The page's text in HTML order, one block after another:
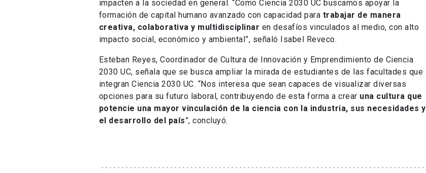
impacten a la sociedad en general. “Como Ciencia 2030 UC buscamos apoyar la
formación de capital humano avanzado con capacidad para trabajar de manera
creativa, colaborativa y multidisciplinar en desafíos vinculados al medio, con alto
impacto social, económico y ambiental”, señaló Isabel Reveco.
Esteban Reyes, Coordinador de Cultura de Innovación y Emprendimiento de Ciencia
2030 UC, señala que se busca ampliar la mirada de estudiantes de las facultades que
integran Ciencia 2030 UC. “Nos interesa que sean capaces de visualizar diversas
opciones para su futuro laboral, contribuyendo de esta forma a crear una cultura que
potencie una mayor vinculación de la ciencia con la industria, sus necesidades y
el desarrollo del país”, concluyó.